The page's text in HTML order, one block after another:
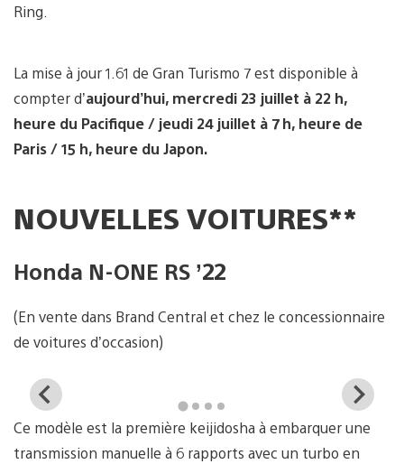
Ring.
La mise à jour 1.61 de Gran Turismo 7 est disponible à
compter d’aujourd’hui, mercredi 23 juillet à 22 h,
heure du Pacifique / jeudi 24 juillet à 7 h, heure de
Paris / 15 h, heure du Japon.
NOUVELLES VOITURES**
Honda N-ONE RS ’22
(En vente dans Brand Central et chez le concessionnaire
de voitures d’occasion)
View
and
download
image
Ce modèle est la première keijidosha à embarquer une
transmission manuelle à 6 rapports avec un turbo en